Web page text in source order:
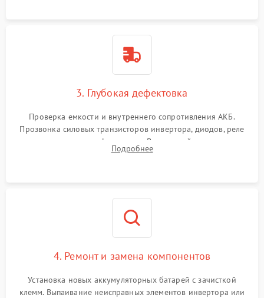
3. Глубокая дефектовка
Проверка емкости и внутреннего сопротивления АКБ.
Прозвонка силовых транзисторов инвертора, диодов, реле
переключения и трансформатора. Визуальный поиск вздутых
конденсаторов и прогаров на печатной плате.
Подробнее
4. Ремонт и замена компонентов
Установка новых аккумуляторных батарей с зачисткой
клемм. Выпаивание неисправных элементов инвертора или